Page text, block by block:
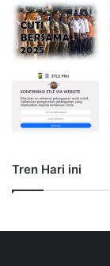
Tren Hari ini